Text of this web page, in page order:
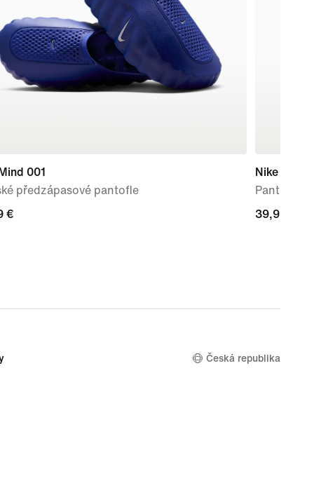
001
předzápasové pantofle
€
€
Nike Calm
Pantofle
39,99 €
39,99 €
Česká republika